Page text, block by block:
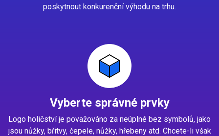
poskytnout konkurenční výhodu na trhu.
Vyberte správné prvky
Logo holičství je považováno za neúplné bez symbolů, jako
jsou nůžky, břitvy, čepele, nůžky, hřebeny atd. Chcete-li však